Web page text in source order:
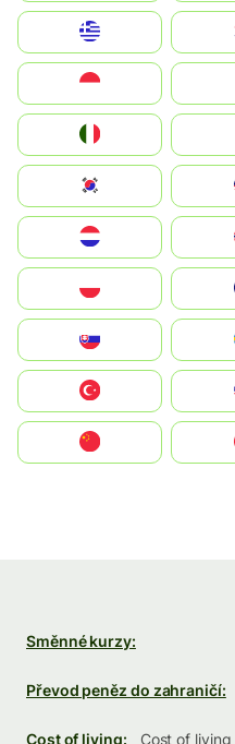
Magyarország
South Korea
United States
中國香港特別行政區
Směnné kurzy:
Převod peněz do zahraničí:
Cost of living:
Cost of